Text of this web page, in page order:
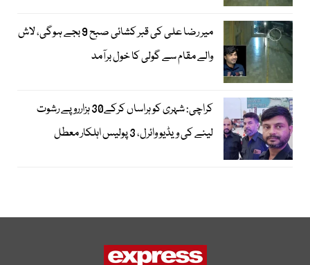
میر رضا علی کی قبر کشائی صبح 9 بجے ہوگی، لاش
والے مقام سے گولی کا خول برآمد
کراچی: شہری کو ہراساں کرکے30 ہزارروپے رشوت
لینے کی ویڈیو وائرل، 3 پولیس اہلکار معطل